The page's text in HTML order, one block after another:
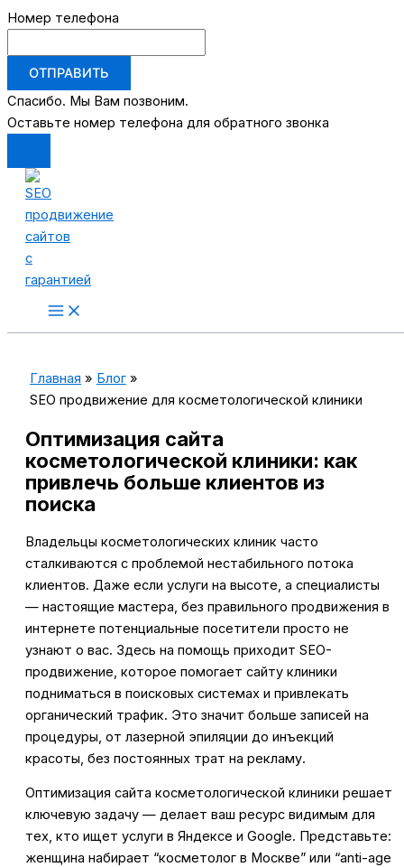
Номер телефона
ОТПРАВИТЬ
Спасибо. Мы Вам позвоним.
Оставьте номер телефона для обратного звонка
Перейти
содержимому
Main
Menu
Главная
Блог
SEO продвижение для косметологической клиники
Оптимизация сайта
косметологической клиники: как
привлечь больше клиентов из
поиска
Владельцы косметологических клиник часто
сталкиваются с проблемой нестабильного потока
клиентов. Даже если услуги на высоте, а специалисты
— настоящие мастера, без правильного продвижения в
интернете потенциальные посетители просто не
узнают о вас. Здесь на помощь приходит SEO-
продвижение, которое помогает сайту клиники
подниматься в поисковых системах и привлекать
органический трафик. Это значит больше записей на
процедуры, от лазерной эпиляции до инъекций
красоты, без постоянных трат на рекламу.
Оптимизация сайта косметологической клиники решает
ключевую задачу — делает ваш ресурс видимым для
тех, кто ищет услуги в Яндексе и Google. Представьте:
женщина набирает “косметолог в Москве” или “anti-age